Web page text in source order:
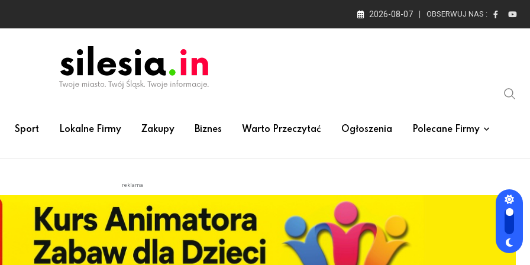
2026-08-07 OBSERWUJ NAS :
Sport Lokalne Firmy Zakupy Biznes Warto Przeczytać Ogłoszenia Polecane Firmy
reklama